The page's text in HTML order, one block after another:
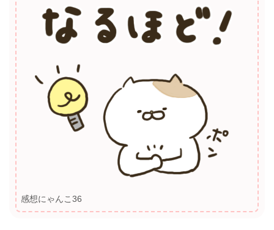
感想にゃんこ36